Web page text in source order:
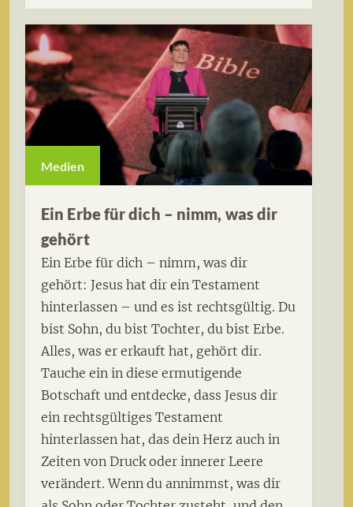
Medien
Ein Erbe für dich – nimm, was dir
gehört
Ein Erbe für dich – nimm, was dir
gehört: Jesus hat dir ein Testament
hinterlassen – und es ist rechtsgültig. Du
bist Sohn, du bist Tochter, du bist Erbe.
Alles, was er erkauft hat, gehört dir.
Tauche ein in diese ermutigende
Botschaft und entdecke, dass Jesus dir
ein rechtsgültiges Testament
hinterlassen hat, das dein Herz auch in
Zeiten von Druck oder innerer Leere
verändert. Wenn du annimmst, was dir